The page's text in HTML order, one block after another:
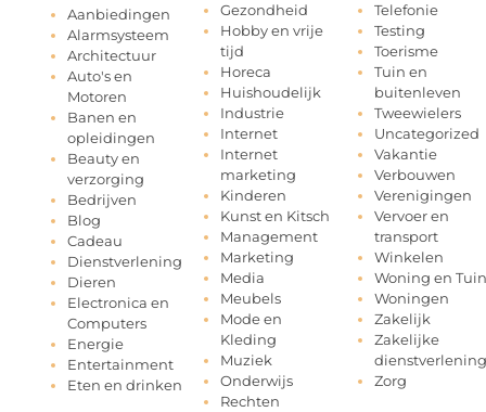
Aanbiedingen
Alarmsysteem
Architectuur
Auto's en
Motoren
Banen en
opleidingen
Beauty en
verzorging
Bedrijven
Blog
Cadeau
Dienstverlening
Dieren
Electronica en
Computers
Energie
Entertainment
Eten en drinken
Gezondheid
Hobby en vrije
tijd
Horeca
Huishoudelijk
Industrie
Internet
Internet
marketing
Kinderen
Kunst en Kitsch
Management
Marketing
Media
Meubels
Mode en
Kleding
Muziek
Onderwijs
Rechten
Telefonie
Testing
Toerisme
Tuin en
buitenleven
Tweewielers
Uncategorized
Vakantie
Verbouwen
Verenigingen
Vervoer en
transport
Winkelen
Woning en Tuin
Woningen
Zakelijk
Zakelijke
dienstverlening
Zorg